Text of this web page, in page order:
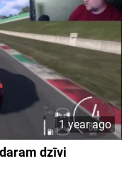
1 year ago
dzīvi